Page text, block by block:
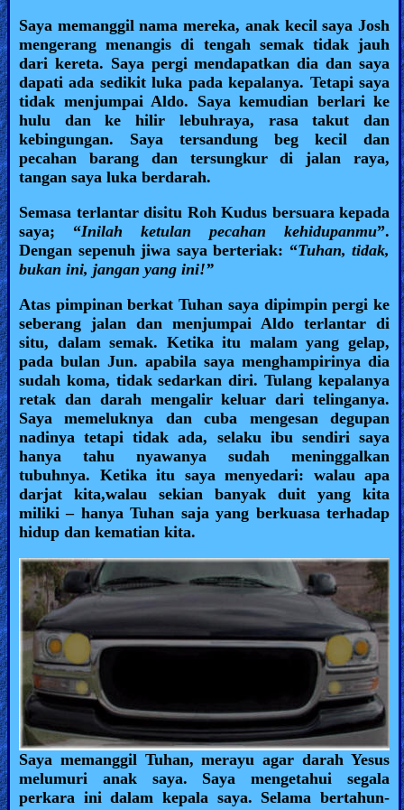
Saya memanggil nama mereka, anak kecil saya Josh
mengerang menangis di tengah semak tidak jauh
dari kereta. Saya pergi mendapatkan dia dan saya
dapati ada sedikit luka pada kepalanya. Tetapi saya
tidak menjumpai Aldo. Saya kemudian berlari ke
hulu dan ke hilir lebuhraya, rasa takut dan
kebingungan. Saya tersandung beg kecil dan
pecahan barang dan tersungkur di jalan raya,
tangan saya luka berdarah.
Semasa terlantar disitu Roh Kudus bersuara kepada
saya; “Inilah ketulan pecahan kehidupanmu”.
Dengan sepenuh jiwa saya berteriak: “Tuhan, tidak,
bukan ini, jangan yang ini!”
Atas pimpinan berkat Tuhan saya dipimpin pergi ke
seberang jalan dan menjumpai Aldo terlantar di
situ, dalam semak. Ketika itu malam yang gelap,
pada bulan Jun. apabila saya menghampirinya dia
sudah koma, tidak sedarkan diri. Tulang kepalanya
retak dan darah mengalir keluar dari telinganya.
Saya memeluknya dan cuba mengesan degupan
nadinya tetapi tidak ada, selaku ibu sendiri saya
hanya tahu nyawanya sudah meninggalkan
tubuhnya. Ketika itu saya menyedari: walau apa
darjat kita,walau sekian banyak duit yang kita
miliki – hanya Tuhan saja yang berkuasa terhadap
hidup dan kematian kita.
Saya memanggil Tuhan, merayu agar darah Yesus
melumuri anak saya. Saya mengetahui segala
perkara ini dalam kepala saya. Selama bertahun-